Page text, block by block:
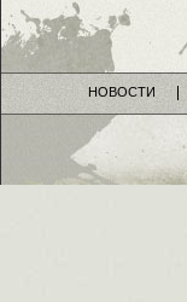
НОВОСТИ